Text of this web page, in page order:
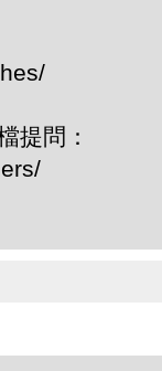
提問：